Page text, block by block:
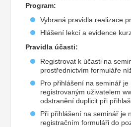
Program:
Vybraná pravidla realizace
Hlášení lekcí a evidence
Pravidla účasti:
Registrovat k účasti na
prostřednictvím formuláře
Pro přihlášení na seminář je
registrovaným uživatelem
odstranění duplicit při
Při přihlášení na seminář je
registračním formuláři do